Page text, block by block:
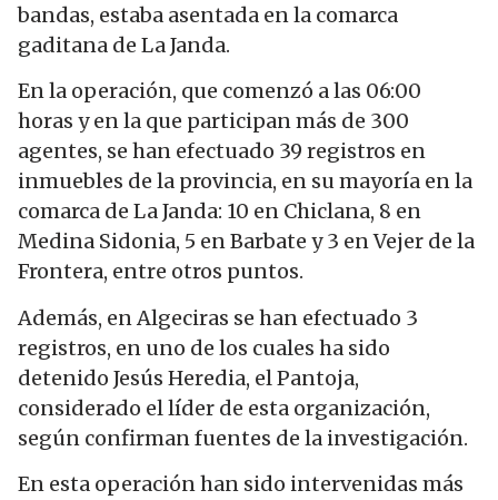
bandas, estaba asentada en la comarca
gaditana de La Janda.
En la operación, que comenzó a las 06:00
horas y en la que participan más de 300
agentes, se han efectuado 39 registros en
inmuebles de la provincia, en su mayoría en la
comarca de La Janda: 10 en Chiclana, 8 en
Medina Sidonia, 5 en Barbate y 3 en Vejer de la
Frontera, entre otros puntos.
Además, en Algeciras se han efectuado 3
registros, en uno de los cuales ha sido
detenido Jesús Heredia, el Pantoja,
considerado el líder de esta organización,
según confirman fuentes de la investigación.
En esta operación han sido intervenidas más